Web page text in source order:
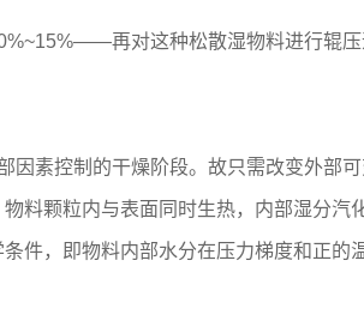
再对这种松散湿物料进行辊
因素控制的干燥阶段。故只需改变外部
料颗粒内与表面同时生热，内部湿分汽
件，即物料内部水分在压力梯度和正的